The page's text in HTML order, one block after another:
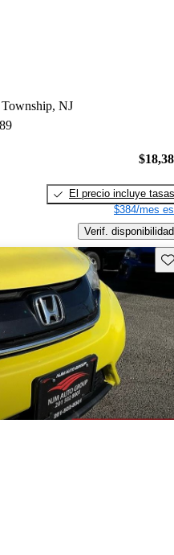
NJ
El precio incluye tasas
$384/mes
Verif. disponibilidad